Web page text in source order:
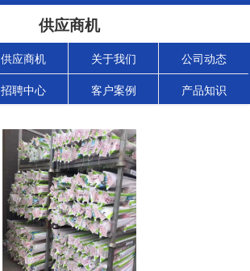
供应商机
供应商机 关于我们 公司动态
招聘中心 客户案例 产品知识